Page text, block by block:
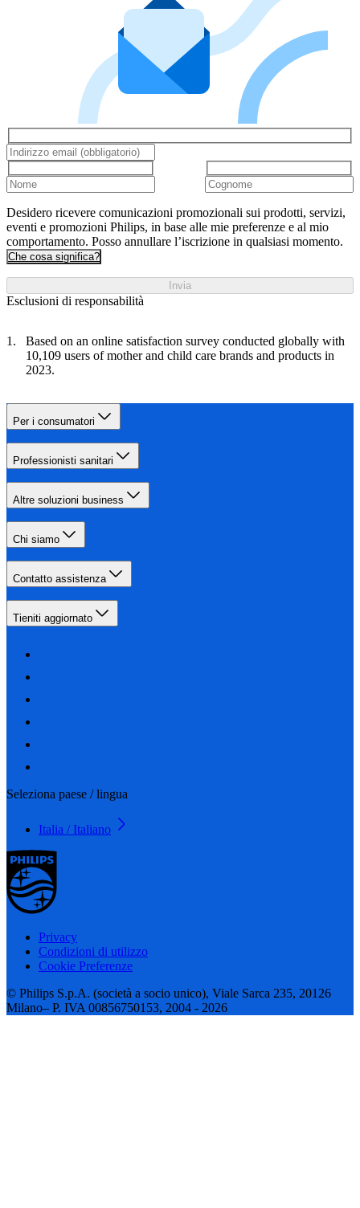
Desidero ricevere comunicazioni promozionali sui prodotti, servizi,
eventi e promozioni Philips, in base alle mie preferenze e al mio
comportamento. Posso annullare l’iscrizione in qualsiasi momento.
Che cosa significa?
Invia
Esclusioni di responsabilità
Based on an online satisfaction survey conducted globally with
10,109 users of mother and child care brands and products in
2023.
Per i consumatori
Professionisti sanitari
Altre soluzioni business
Chi siamo
Contatto assistenza
Tieniti aggiornato
Seleziona paese / lingua
Italia / Italiano
Privacy
Condizioni di utilizzo
Cookie Preferenze
© Philips S.p.A. (società a socio unico), Viale Sarca 235, 20126
Milano– P. IVA 00856750153, 2004 - 2026